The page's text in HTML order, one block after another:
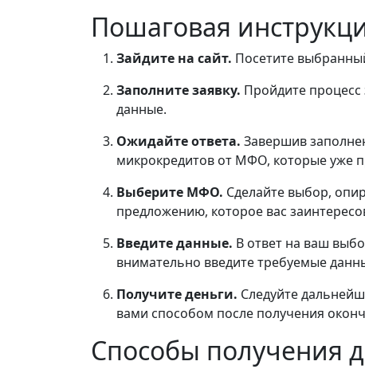
Пошаговая
Зайдите на сайт. Посетите
Заполните заявку. Пройдите процесс
данные.
Ожидайте ответа. Завершив
микрокредитов от МФО, которые уже
Выберите МФО. Сделайте выбор,
предложению, которое вас
Введите данные. В ответ на ваш
внимательно введите требуемые
Получите деньги. Следуйте
вами способом после получения
Способы получения